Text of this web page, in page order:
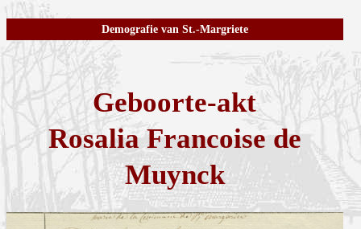
Demografie van St.-Margriete
Geboorte-akt
Rosalia Francoise de
Muynck